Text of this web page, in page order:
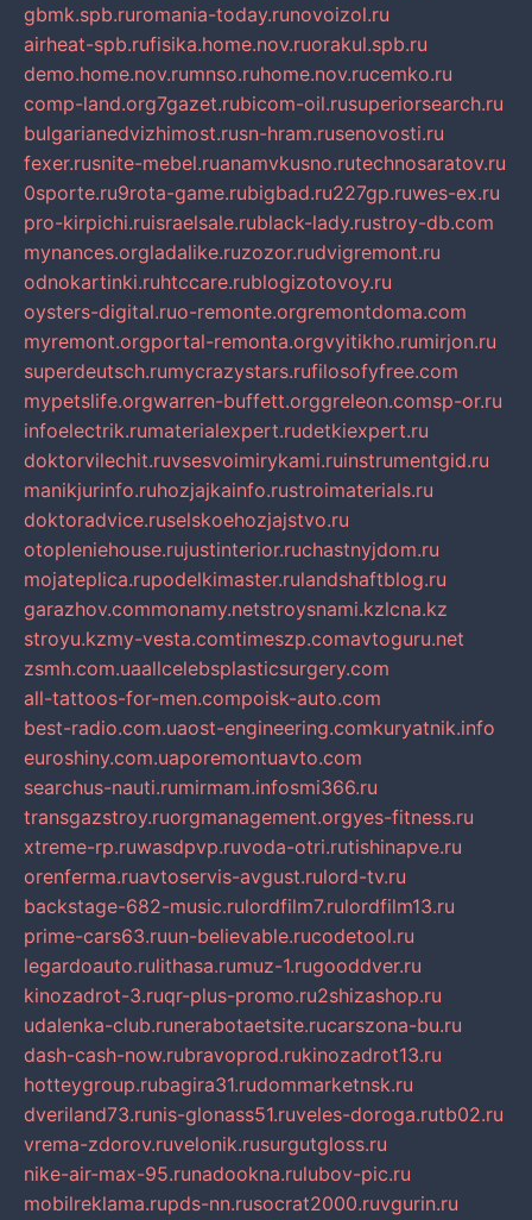
gbmk.spb.ruromania-today.runovoizol.ru
airheat-spb.rufisika.home.nov.ruorakul.spb.ru
demo.home.nov.rumnso.ruhome.nov.rucemko.ru
comp-land.org7gazet.rubicom-oil.rusuperiorsearch.ru
bulgarianedvizhimost.rusn-hram.rusenovosti.ru
fexer.rusnite-mebel.ruanamvkusno.rutechnosaratov.ru
0sporte.ru9rota-game.rubigbad.ru227gp.ruwes-ex.ru
pro-kirpichi.ruisraelsale.rublack-lady.rustroy-db.com
mynances.orgladalike.ruzozor.rudvigremont.ru
odnokartinki.ruhtccare.rublogizotovoy.ru
oysters-digital.ruo-remonte.orgremontdoma.com
myremont.orgportal-remonta.orgvyitikho.rumirjon.ru
superdeutsch.rumycrazystars.rufilosofyfree.com
mypetslife.orgwarren-buffett.orggreleon.comsp-or.ru
infoelectrik.rumaterialexpert.rudetkiexpert.ru
doktorvilechit.ruvsesvoimirykami.ruinstrumentgid.ru
manikjurinfo.ruhozjajkainfo.rustroimaterials.ru
doktoradvice.ruselskoehozjajstvo.ru
otopleniehouse.rujustinterior.ruchastnyjdom.ru
mojateplica.rupodelkimaster.rulandshaftblog.ru
garazhov.commonamy.netstroysnami.kzlcna.kz
stroyu.kzmy-vesta.comtimeszp.comavtoguru.net
zsmh.com.uaallcelebsplasticsurgery.com
all-tattoos-for-men.compoisk-auto.com
best-radio.com.uaost-engineering.comkuryatnik.info
euroshiny.com.uaporemontuavto.com
searchus-nauti.rumirmam.infosmi366.ru
transgazstroy.ruorgmanagement.orgyes-fitness.ru
xtreme-rp.ruwasdpvp.ruvoda-otri.rutishinapve.ru
orenferma.ruavtoservis-avgust.rulord-tv.ru
backstage-682-music.rulordfilm7.rulordfilm13.ru
prime-cars63.ruun-believable.rucodetool.ru
legardoauto.rulithasa.rumuz-1.rugooddver.ru
kinozadrot-3.ruqr-plus-promo.ru2shizashop.ru
udalenka-club.runerabotaetsite.rucarszona-bu.ru
dash-cash-now.rubravoprod.rukinozadrot13.ru
hotteygroup.rubagira31.rudommarketnsk.ru
dveriland73.runis-glonass51.ruveles-doroga.rutb02.ru
vrema-zdorov.ruvelonik.rusurgutgloss.ru
nike-air-max-95.runadookna.rulubov-pic.ru
mobilreklama.rupds-nn.rusocrat2000.ruvgurin.ru